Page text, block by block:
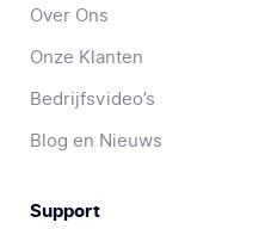
Over Ons
Onze Klanten
Bedrijfsvideo’s
Blog en Nieuws
Support